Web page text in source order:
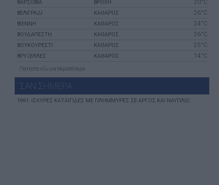
ΒΑΡΣΟΒΊΑ ΒΡΟΧΗ 20°C
ΒΕΛΙΓΡΆΔΙ ΚΑΘΑΡΟΣ 26°C
ΒΙΈΝΝΗ ΚΑΘΑΡΟΣ 24°C
ΒΟΥΔΑΠΈΣΤΗ ΚΑΘΑΡΟΣ 26°C
ΒΟΥΚΟΥΡΈΣΤΙ ΚΑΘΑΡΟΣ 25°C
ΒΡΥΞΈΛΛΕΣ ΚΑΘΑΡΟΣ 14°C
Πατήστε εδώγια περισσότερα
ΣΑΝ ΣHΜΕΡΑ
1991: ΙΣΧΥΡΈΣ ΚΑΤΑΙΓΊΔΕΣ ΜΕ ΠΛΗΜΜΎΡΕΣ ΣΕ ΑΡΓΟΣ ΚΑΙ ΝΑΎΠΛΙΟ.